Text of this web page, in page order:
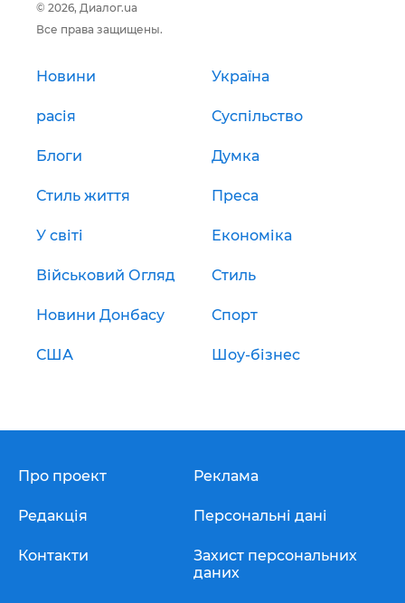
© 2026, Диалог.ua
Все права защищены.
Новини Україна
расія Суспільство
Блоги Думка
Стиль життя Преса
У світі Економіка
Військовий Огляд Стиль
Новини Донбасу Спорт
США Шоу-бізнес
Про проект
Редакція
Контакти
Реклама
Персональні дані
Захист персональних
даних